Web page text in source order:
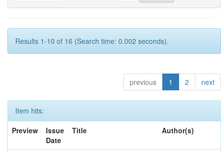
Results 1-10 of 16 (Search time: 0.002 seconds).
previous 1 2 next
Item hits:
Preview
Issue
Date
Title Author(s)